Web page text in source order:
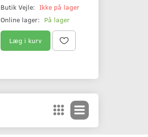
Butik Vejle: Ikke på lager
Online lager: På lager
Læg i kurv